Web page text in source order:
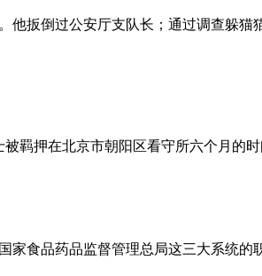
扳倒过公安厅支队长；通过调查躲
羁押在北京市朝阳区看守所六个月的
食品药品监督管理总局这三大系统